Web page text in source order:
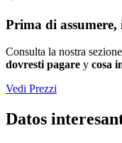
Prima di
Consulta la nostra
dovresti pagare y cosa
Vedi Prezzi
Datos